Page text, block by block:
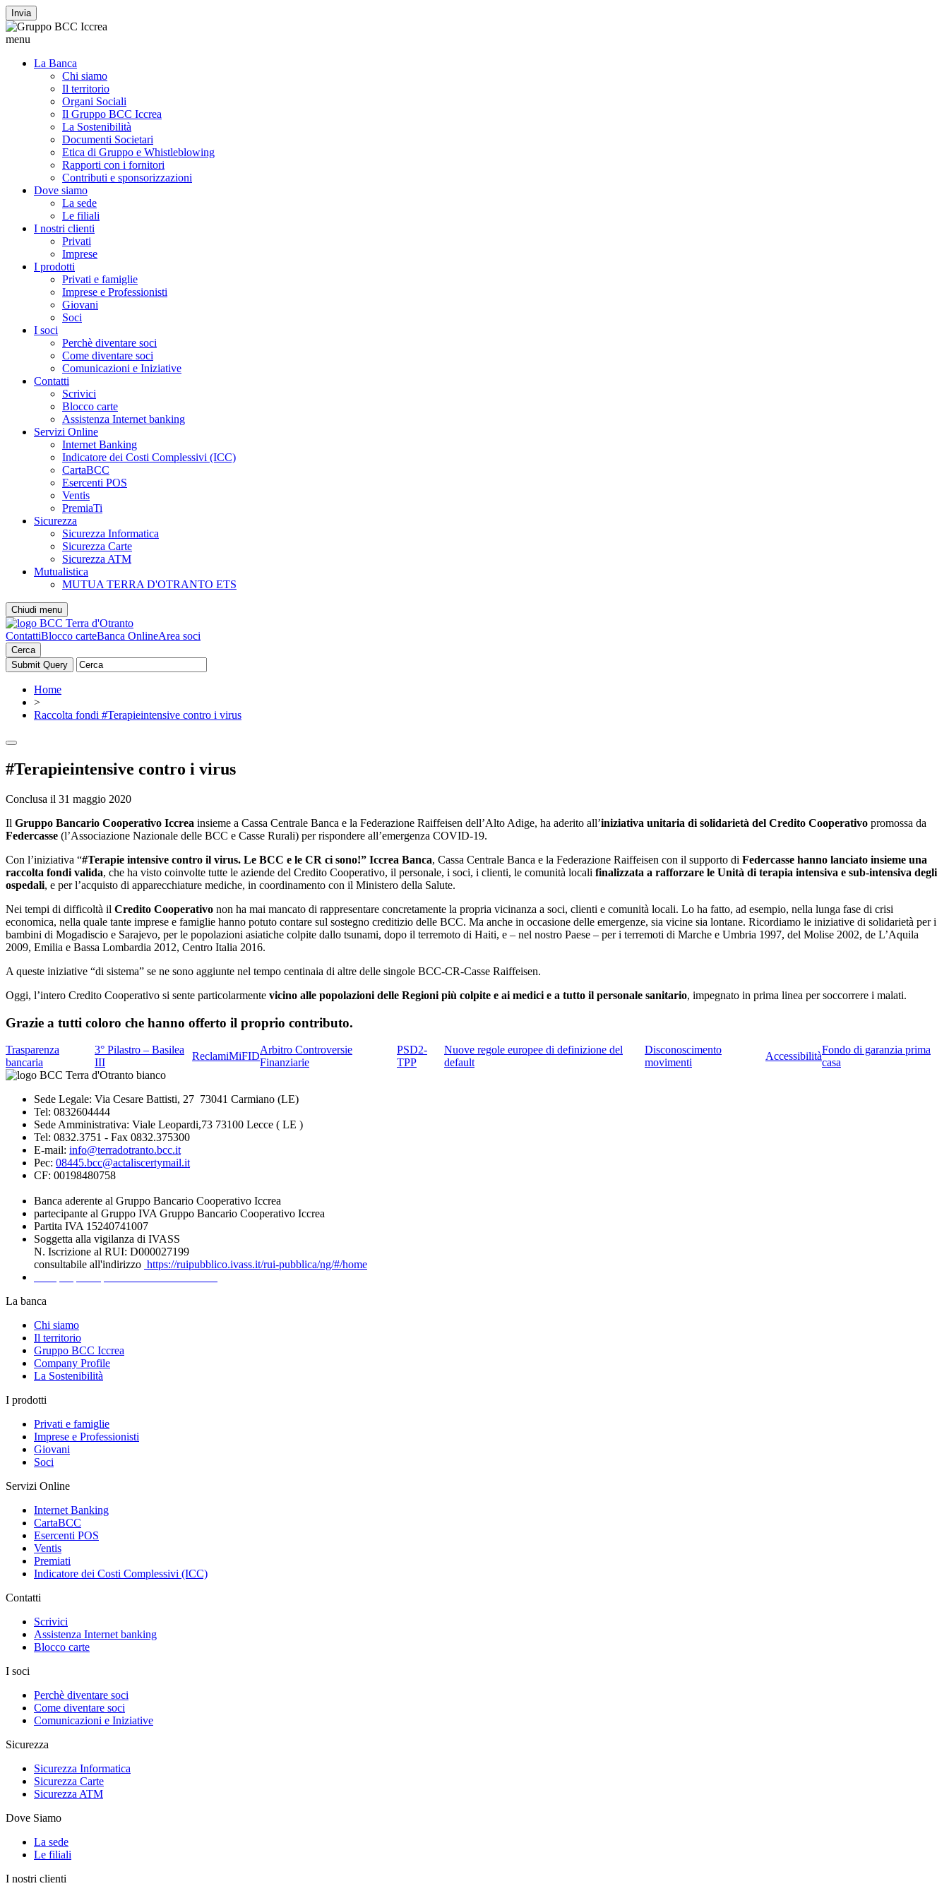
Invia
menu
La Banca
Chi siamo
Il territorio
Organi Sociali
Il Gruppo BCC Iccrea
La Sostenibilità
Documenti Societari
Etica di Gruppo e Whistleblowing
Rapporti con i fornitori
Contributi e sponsorizzazioni
Dove siamo
La sede
Le filiali
I nostri clienti
Privati
Imprese
I prodotti
Privati e famiglie
Imprese e Professionisti
Giovani
Soci
I soci
Perchè diventare soci
Come diventare soci
Comunicazioni e Iniziative
Contatti
Scrivici
Blocco carte
Assistenza Internet banking
Servizi Online
Internet Banking
Indicatore dei Costi Complessivi (ICC)
CartaBCC
Esercenti POS
Ventis
PremiaTi
Sicurezza
Sicurezza Informatica
Sicurezza Carte
Sicurezza ATM
Mutualistica
MUTUA TERRA D'OTRANTO ETS
Chiudi menu
ContattiBlocco carteBanca OnlineArea soci
Cerca
Home
>
Raccolta fondi #Terapieintensive contro i virus
#Terapieintensive contro i virus
Conclusa il 31 maggio 2020
Il Gruppo Bancario Cooperativo Iccrea insieme a Cassa Centrale Banca e la Federazione Raiffeisen dell’Alto Adige, ha aderito all’iniziativa unitaria di solidarietà del Credito Cooperativo promossa da
Federcasse (l’Associazione Nazionale delle BCC e Casse Rurali) per rispondere all’emergenza COVID-19.
Con l’iniziativa “#Terapie intensive contro il virus. Le BCC e le CR ci sono!” Iccrea Banca, Cassa Centrale Banca e la Federazione Raiffeisen con il supporto di Federcasse hanno lanciato insieme una
raccolta fondi valida, che ha visto coinvolte tutte le aziende del Credito Cooperativo, il personale, i soci, i clienti, le comunità locali finalizzata a rafforzare le Unità di terapia intensiva e sub-intensiva degli
ospedali, e per l’acquisto di apparecchiature mediche, in coordinamento con il Ministero della Salute.
Nei tempi di difficoltà il Credito Cooperativo non ha mai mancato di rappresentare concretamente la propria vicinanza a soci, clienti e comunità locali. Lo ha fatto, ad esempio, nella lunga fase di crisi
economica, nella quale tante imprese e famiglie hanno potuto contare sul sostegno creditizio delle BCC. Ma anche in occasione delle emergenze, sia vicine sia lontane. Ricordiamo le iniziative di solidarietà per i
bambini di Mogadiscio e Sarajevo, per le popolazioni asiatiche colpite dallo tsunami, dopo il terremoto di Haiti, e – nel nostro Paese – per i terremoti di Marche e Umbria 1997, del Molise 2002, de L’Aquila
2009, Emilia e Bassa Lombardia 2012, Centro Italia 2016.
A queste iniziative “di sistema” se ne sono aggiunte nel tempo centinaia di altre delle singole BCC-CR-Casse Raiffeisen.
Oggi, l’intero Credito Cooperativo si sente particolarmente vicino alle popolazioni delle Regioni più colpite e ai medici e a tutto il personale sanitario, impegnato in prima linea per soccorrere i malati.
Grazie a tutti coloro che hanno offerto il proprio contributo.
Trasparenza
bancaria
3° Pilastro – Basilea
III
ReclamiMiFID
Arbitro Controversie
Finanziarie
PSD2-
TPP
Nuove regole europee di definizione del
default
Disconoscimento
movimenti
Accessibilità
Fondo di garanzia prima
casa
Sede Legale: Via Cesare Battisti, 27 73041 Carmiano (LE)
Tel: 0832604444
Sede Amministrativa: Viale Leopardi,73 73100 Lecce ( LE )
Tel: 0832.3751 - Fax 0832.375300
E-mail: info@terradotranto.bcc.it
Pec: 08445.bcc@actaliscertymail.it
CF: 00198480758
Banca aderente al Gruppo Bancario Cooperativo Iccrea
partecipante al Gruppo IVA Gruppo Bancario Cooperativo Iccrea
Partita IVA 15240741007
Soggetta alla vigilanza di IVASS
N. Iscrizione al RUI: D000027199
consultabile all'indirizzo https://ruipubblico.ivass.it/rui-pubblica/ng/#/home
La banca
Chi siamo
Il territorio
Gruppo BCC Iccrea
Company Profile
La Sostenibilità
I prodotti
Privati e famiglie
Imprese e Professionisti
Giovani
Soci
Servizi Online
Internet Banking
CartaBCC
Esercenti POS
Ventis
Premiati
Indicatore dei Costi Complessivi (ICC)
Contatti
Scrivici
Assistenza Internet banking
Blocco carte
I soci
Perchè diventare soci
Come diventare soci
Comunicazioni e Iniziative
Sicurezza
Sicurezza Informatica
Sicurezza Carte
Sicurezza ATM
Dove Siamo
La sede
Le filiali
I nostri clienti